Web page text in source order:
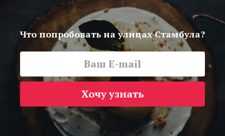
Что попробовать на улицах Стамбула?
Хочу узнать